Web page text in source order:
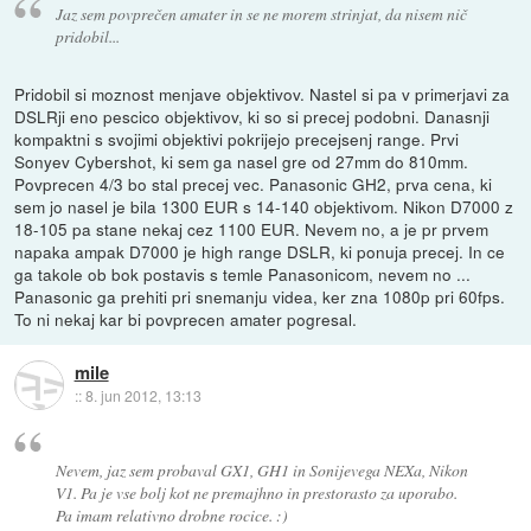
Jaz sem povprečen amater in se ne morem strinjat, da nisem nič
pridobil...
Pridobil si moznost menjave objektivov. Nastel si pa v primerjavi za
DSLRji eno pescico objektivov, ki so si precej podobni. Danasnji
kompaktni s svojimi objektivi pokrijejo precejsenj range. Prvi
Sonyev Cybershot, ki sem ga nasel gre od 27mm do 810mm.
Povprecen 4/3 bo stal precej vec. Panasonic GH2, prva cena, ki
sem jo nasel je bila 1300 EUR s 14-140 objektivom. Nikon D7000 z
18-105 pa stane nekaj cez 1100 EUR. Nevem no, a je pr prvem
napaka ampak D7000 je high range DSLR, ki ponuja precej. In ce
ga takole ob bok postavis s temle Panasonicom, nevem no ...
Panasonic ga prehiti pri snemanju videa, ker zna 1080p pri 60fps.
To ni nekaj kar bi povprecen amater pogresal.
mile
::8. jun 2012, 13:13
Nevem, jaz sem probaval GX1, GH1 in Sonijevega NEXa, Nikon
V1. Pa je vse bolj kot ne premajhno in prestorasto za uporabo.
Pa imam relativno drobne rocice. :)